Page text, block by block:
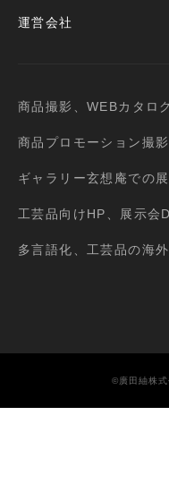
運営会社
商品撮影、WEBカタロ
商品プロモーション撮影
ギャラリー玄想庵での
工芸品向けHP、展示会
多言語化、工芸品の海
©廣田紬株